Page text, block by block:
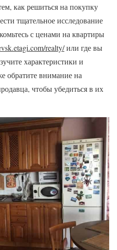
как решиться на покупку
тщательное исследование
с ценами на квартиры
realty/или где вы
характеристики и
обратите внимание на
чтобы убедиться в их